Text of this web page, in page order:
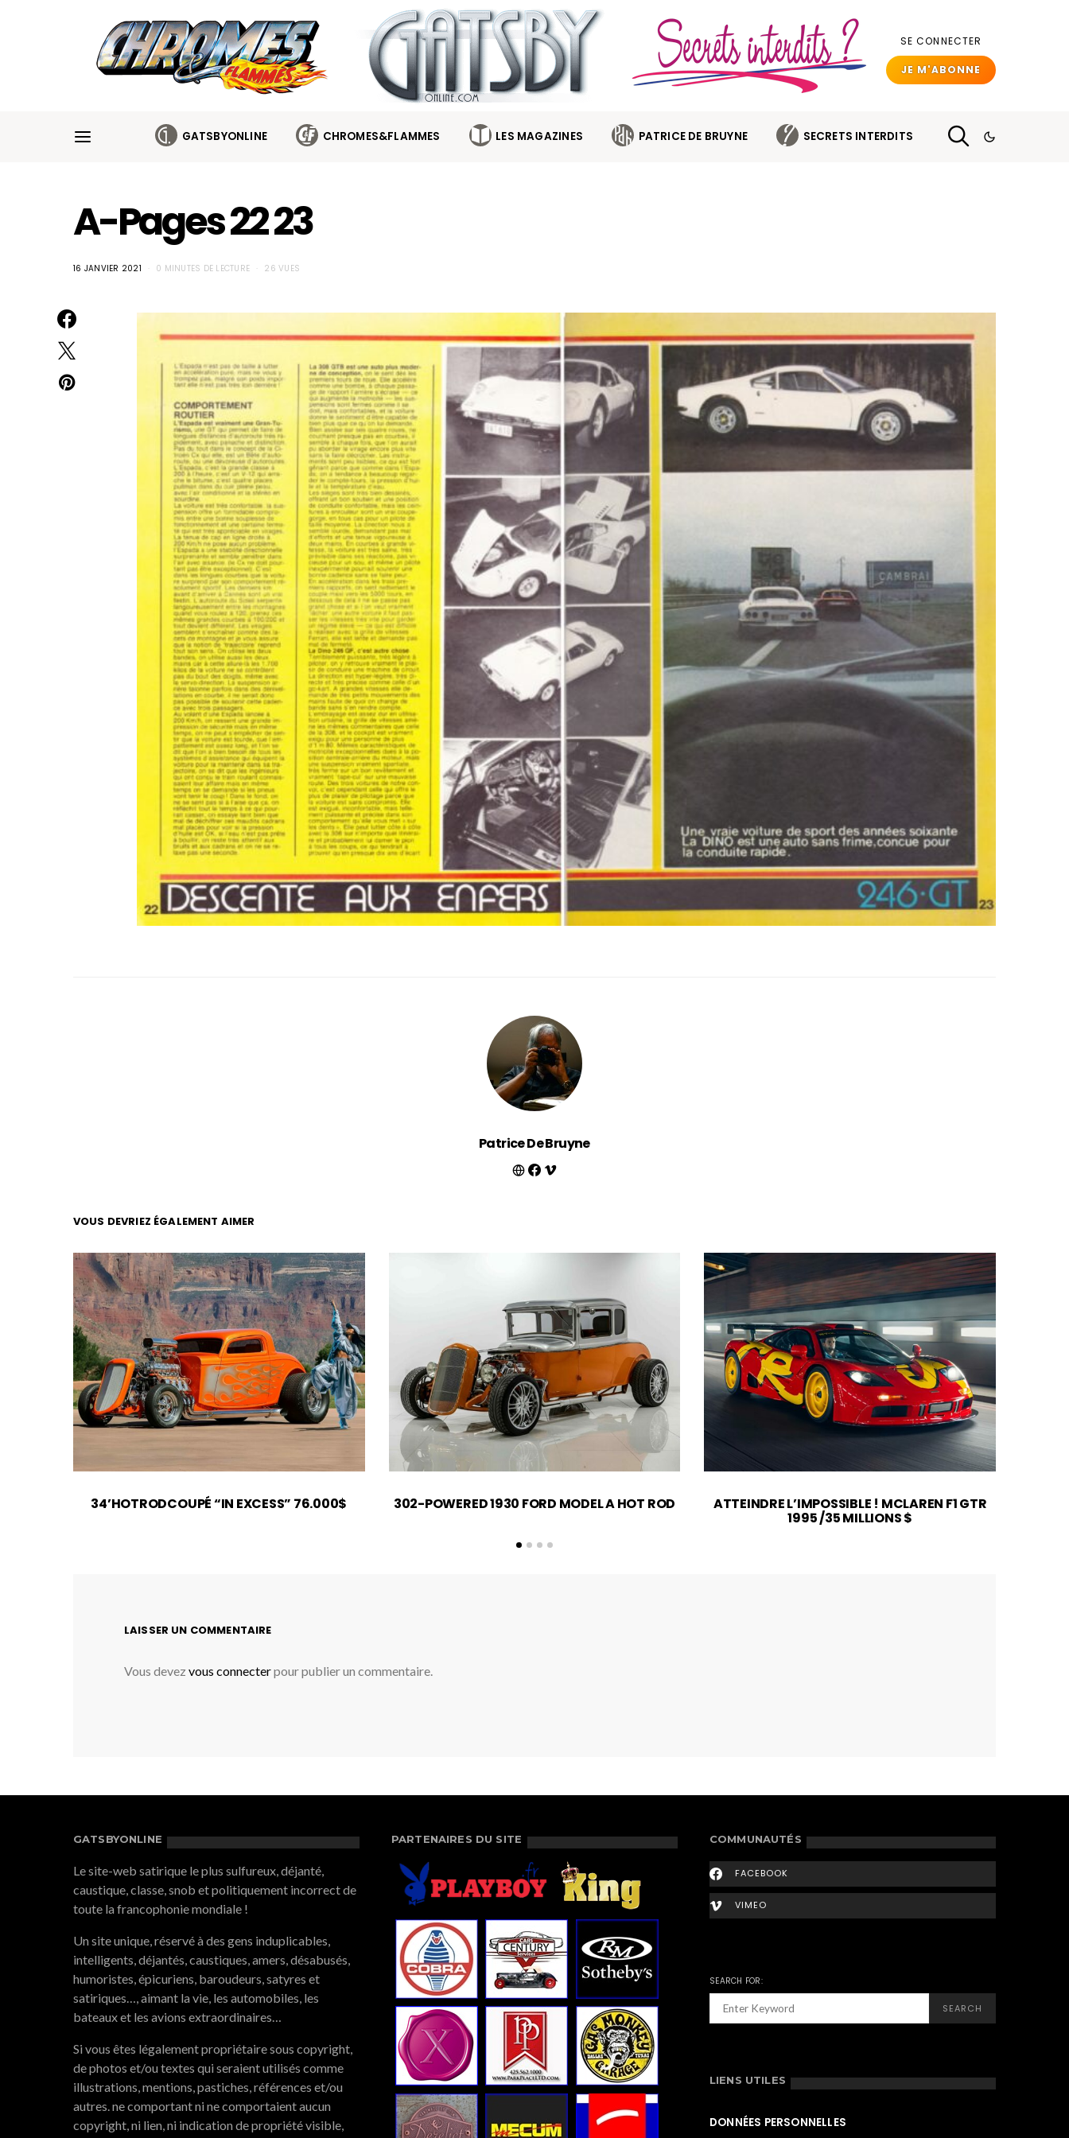
SE CONNECTER
JE M'ABONNE
GATSBYONLINE CHROMES&FLAMMES LES MAGAZINES PATRICE DE BRUYNE SECRETS INTERDITS
A-Pages 22 23
16 JANVIER 2021 0 MINUTES DE LECTURE 26 VUES
Patrice De Bruyne
VOUS DEVRIEZ ÉGALEMENT AIMER
34’HOTRODCOUPÉ “IN EXCESS” 76.000$ 302-POWERED 1930 FORD MODEL A HOT ROD ATTEINDRE L’IMPOSSIBLE ! MCLAREN F1 GTR
1995 /35 MILLIONS $
LAISSER UN COMMENTAIRE
Vous devez vous connecterpour publier un commentaire.
GATSBYONLINE
Le site-web satirique le plus sulfureux, déjanté,
caustique, classe, snob et politiquement incorrect de
toute la francophonie mondiale !
Un site unique, réservé à des gens induplicables,
intelligents, déjantés, caustiques, amers, désabusés,
humoristes, épicuriens, baroudeurs, satyres et
satiriques…, aimant la vie, les automobiles, les
bateaux et les avions extraordinaires…
Si vous êtes légalement propriétaire sous copyright,
de photos et/ou textes qui seraient utilisés comme
illustrations, mentions, pastiches, références et/ou
autres. ne comportant ni ne comportaient aucun
copyright, ni lien, ni indication de propriété visible,
PARTENAIRES DU SITE COMMUNAUTÉS
FACEBOOK
VIMEO
SEARCH FOR:
SEARCH
LIENS UTILES
DONNÉES PERSONNELLES